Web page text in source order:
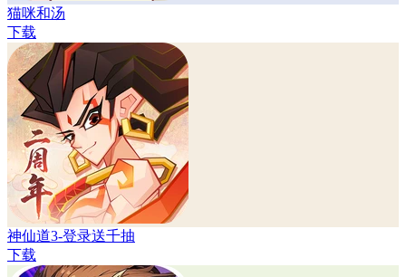
猫咪和汤
下载
神仙道3-登录送千抽
下载